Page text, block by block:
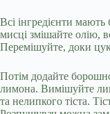
Всі інгредієнти
мисці змішайте олію,
Перемішуйте, доки
Потім додайте
лимона. Вимішуйте
та нелипкого тіста.